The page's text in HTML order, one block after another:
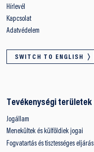
Hírlevél
Kapcsolat
Adatvédelem
SWITCH TO ENGLISH
Tevékenységi területek
Jogállam
Menekültek és külföldiek jogai
Fogvatartás és tisztességes eljárás